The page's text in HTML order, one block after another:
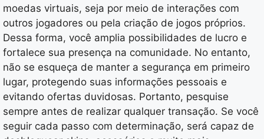
moedas virtuais, seja por meio de interações com
outros jogadores ou pela criação de jogos próprios.
Dessa forma, você amplia possibilidades de lucro e
fortalece sua presença na comunidade. No entanto,
não se esqueça de manter a segurança em primeiro
lugar, protegendo suas informações pessoais e
evitando ofertas duvidosas. Portanto, pesquise
sempre antes de realizar qualquer transação. Se você
seguir cada passo com determinação, será capaz de